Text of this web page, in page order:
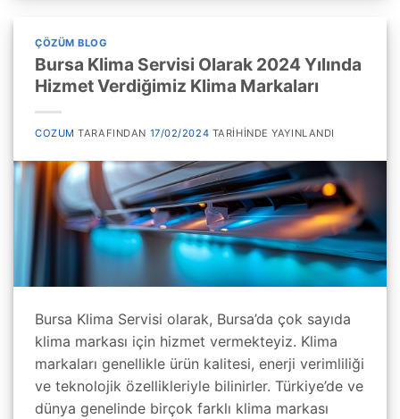
ÇÖZÜM BLOG
Bursa Klima Servisi Olarak 2024 Yılında
Hizmet Verdiğimiz Klima Markaları
COZUM TARAFINDAN 17/02/2024 TARIHINDE YAYINLANDI
Bursa Klima Servisi olarak, Bursa’da çok sayıda
klima markası için hizmet vermekteyiz. Klima
markaları genellikle ürün kalitesi, enerji verimliliği
ve teknolojik özellikleriyle bilinirler. Türkiye’de ve
dünya genelinde birçok farklı klima markası